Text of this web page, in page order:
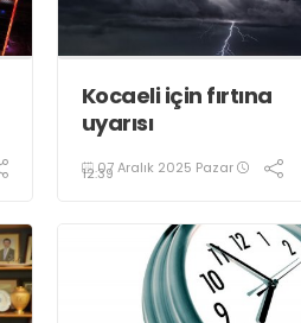
Kocaeli için fırtına
uyarısı
07 Aralık 2025 Pazar
12:39